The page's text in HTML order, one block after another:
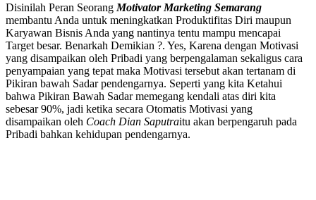
Disinilah Peran Seorang Motivator Marketing Semarang
membantu Anda untuk meningkatkan Produktifitas Diri maupun
Karyawan Bisnis Anda yang nantinya tentu mampu mencapai
Target besar. Benarkah Demikian ?. Yes, Karena dengan Motivasi
yang disampaikan oleh Pribadi yang berpengalaman sekaligus cara
penyampaian yang tepat maka Motivasi tersebut akan tertanam di
Pikiran bawah Sadar pendengarnya. Seperti yang kita Ketahui
bahwa Pikiran Bawah Sadar memegang kendali atas diri kita
sebesar 90%, jadi ketika secara Otomatis Motivasi yang
disampaikan oleh Coach Dian Saputraitu akan berpengaruh pada
Pribadi bahkan kehidupan pendengarnya.